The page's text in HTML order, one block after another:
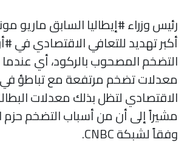
رئيس وزراء #إيطاليا السابق ماريو
أكبر تهديد للتعافي الاقتصادي في
التضخم المصحوب بالركود، أي
معدلات تضخم مرتفعة مع تباطؤ في
الاقتصادي لتظل بذلك معدلات
مشيراً إلى أن من أسباب التضخم حزم
وفقاً لشبكة CNBC.